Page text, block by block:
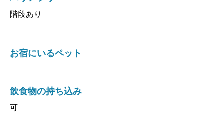
階段あり
お宿にいるペット
飲食物の持ち込み
可